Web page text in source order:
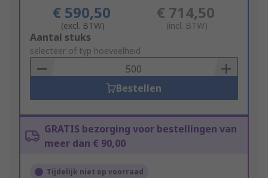
€ 590,50
(excl. BTW)
€ 714,50
(incl. BTW)
Add
to
Basket
Aantal stuks
selecteer of typ hoeveelheid
Bestellen
GRATIS bezorging voor bestellingen van
meer dan € 90,00
Tijdelijk niet op voorraad